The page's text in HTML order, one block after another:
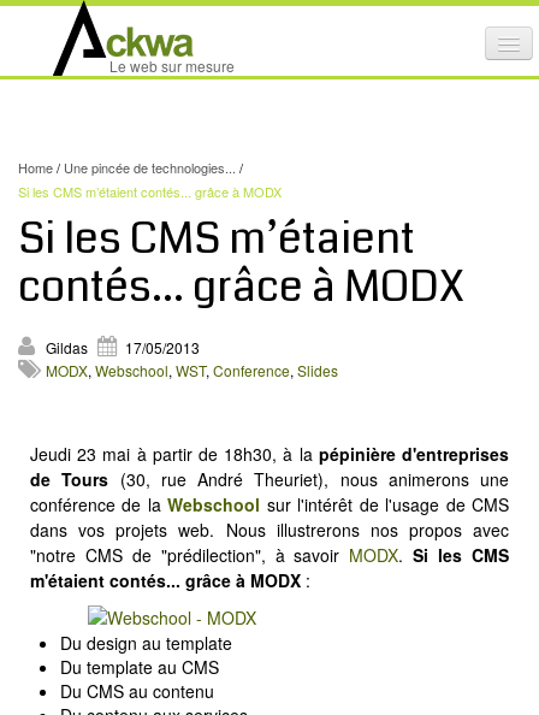
le
Le web sur mesure
CRÉATION GRAPHIQUE
MAINTENANCE DE SITES INTERNET
NOS PRODUITS
AUDIT D’ACCESSIBILITÉ INTERNET
RÉFÉRENCES
PARTENAIRES
MODX
BLOG
CONTACT
Home/ Une pincée de technologies... /
Si les CMS m’étaient contés... grâce à MODX
Si les CMS m’étaient
contés... grâce à MODX
Gildas
17/05/2013
MODX, Webschool, WST, Conference, Slides
Jeudi 23 mai à partir de 18h30, à la pépinière d'entreprises
de Tours (30, rue André Theuriet), nous animerons une
conférence de laWebschool sur l'intérêt de l'usage de CMS
dans vos projets web. Nous illustrerons nos propos avec
"notre CMS de "prédilection", à savoir MODX.Si les CMS
m'étaient contés... grâce à MODX :
Du design au template
Du template au CMS
Du CMS au contenu